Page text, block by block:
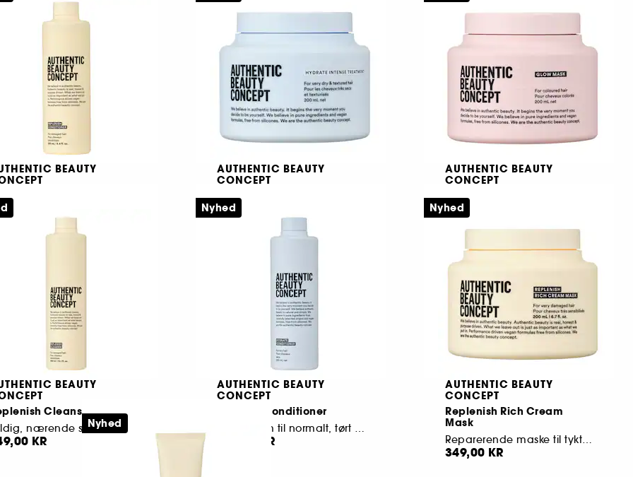
249,00 KR 319,00 KR
BEAUTY
Conditioner
AUTHENTIC BEAUTY
CONCEPT
Intense Treatment
AUTHENTIC BEAUTY
CONCEPT
Glow Mask
349,00 KR
BEAUTY
Cleanser
Fyldig, nærende shampoo til sensitiveret hår
KR
AUTHENTIC BEAUTY
CONCEPT
Hydrate Conditioner
Let balsam til normalt, tørt eller krøllet hår
269,00 KR
Nyhed
AUTHENTIC BEAUTY
CONCEPT
Replenish Rich Cream
Mask
Reparerende maske til tykt, kruset hår
349,00 KR
Nyhed
Nyhed